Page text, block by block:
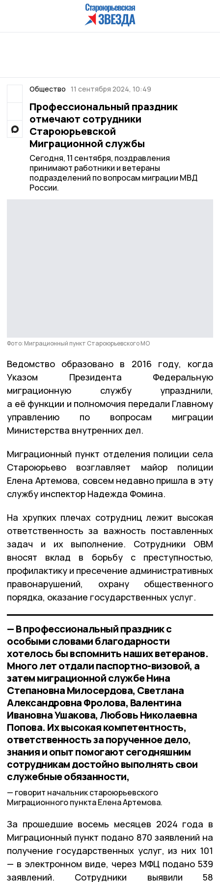
Общество 11 сентября 2024, 10:49
Профессиональный праздник
отмечают сотрудники
Староюрьевской
Миграционной службы
Сегодня, 11 сентября, поздравления
принимают работники и ветераны
подразделений по вопросам миграции МВД
России.
Фото: Миграционный пункт Староюрьевского МО
Ведомство образовано в 2016 году, когда
Указом Президента Федеральную
миграционную службу упразднили,
а её функции и полномочия передали Главному
управлению по вопросам миграции
Министерства внутренних дел.
Миграционный пункт отделения полиции села
Староюрьево возглавляет майор полиции
Елена Артемова, совсем недавно пришла в эту
службу инспектор Надежда Фомина.
На хрупких плечах сотрудниц лежит высокая
ответственность за важность поставленных
задач и их выполнение. Сотрудники ОВМ
вносят вклад в борьбу с преступностью,
профилактику и пресечение административных
правонарушений, охрану общественного
порядка, оказание государственных услуг.
— В профессиональный праздник с
особыми словами благодарности
хотелось бы вспомнить наших ветеранов.
Много лет отдали паспортно-визовой, а
затем миграционной службе Нина
Степановна Милосердова, Светлана
Александровна Фролова, Валентина
Ивановна Ушакова, Любовь Николаевна
Попова. Их высокая компетентность,
ответственность за порученное дело,
знания и опыт помогают сегодняшним
сотрудникам достойно выполнять свои
служебные обязанности,
говорит начальник староюрьевского
Миграционного пункта Елена Артемова.
За прошедшие восемь месяцев 2024 года в
Миграционный пункт подано 870 заявлений на
получение государственных услуг, из них 101
— в электронном виде, через МФЦ подано 539
заявлений. Сотрудники выявили 58